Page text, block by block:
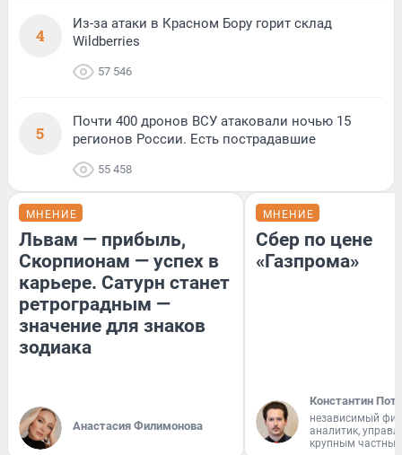
4
Из-за атаки в Красном Бору горит склад
Wildberries
57 546
5
Почти 400 дронов ВСУ атаковали ночью 15
регионов России. Есть пострадавшие
55 458
МНЕНИЕ
Львам — прибыль,
Скорпионам — успех в
карьере. Сатурн станет
ретроградным —
значение для знаков
зодиака
Анастасия Филимонова
МНЕНИЕ
Сбер по цене
«Газпрома»
Константин
независимый
аналитик,
крупным